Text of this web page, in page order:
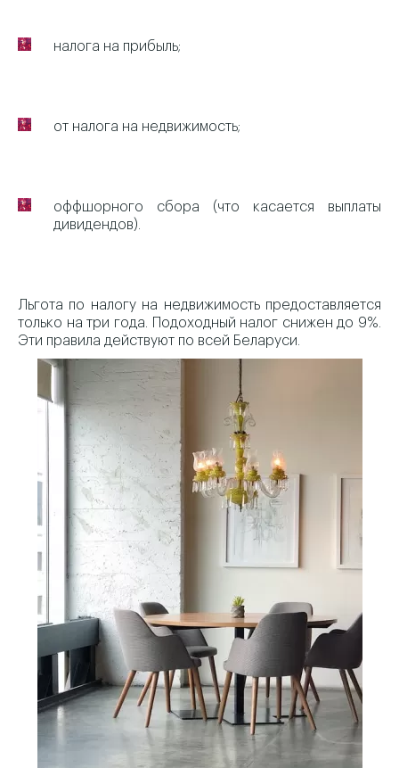
налога на прибыль;
от налога на недвижимость;
оффшорного сбора (что касается выплаты
дивидендов).
Льгота по налогу на недвижимость предоставляется
только на три года. Подоходный налог снижен до 9%.
Эти правила действуют по всей Беларуси.